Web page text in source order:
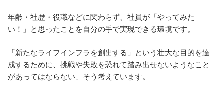
年齢・社歴・役職などに関わらず、社員が「やってみた
い！」と思ったことを自分の手で実現できる環境です。
「新たなライフインフラを創出する」という壮大な目的を達
成するために、挑戦や失敗を恐れて踏み出せないようなこと
があってはならない、そう考えています。